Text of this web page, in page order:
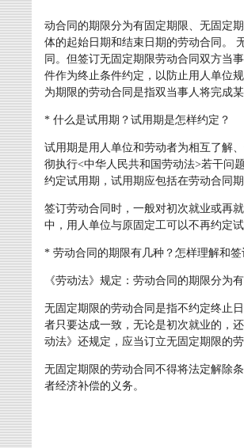
动合同的期限分为有固定期限、无固定
体的起始日期和结束日期的劳动合同。
同。但签订无固定期限劳动合同双方当
件作为终止条件约定，以防止用人单位
为期限的劳动合同是指双当事人将完成
* 什么是试用期？试用期是怎样约定？
试用期是用人单位和劳动者为相互了解
彻执行<中华人民共和国劳动法>若干问
约定试用期，试用期应包括在劳动合同
签订劳动合同时，一般对初次就业或再
中，用人单位与原固定工可以不再约定试
* 劳动合同的期限有几种？怎样理解和
《劳动法》规定：劳动合同的期限分为
无固定期限的劳动合同是指不约定终止
者只要达成一致，无论是初次就业的，
动法》还规定，应当订立无固定期限的劳
无固定期限的劳动合同不得将法定解除
者经济补偿的义务。